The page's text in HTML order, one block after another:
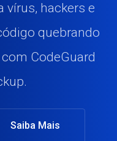
vírus, hackers e
quebrando
CodeGuard
Saiba Mais